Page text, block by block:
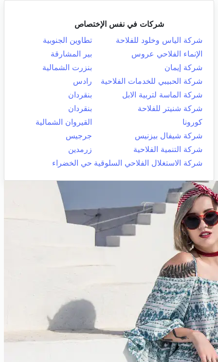
شركات في نفس الإختصاص
شركة الياس وخلود للفلاحة
تطاوين الجنوبية
الإنماء الفلاحي عروس
بير المشارقة
شركة إيمان
بنزرت الشمالية
شركة الحبيبي للخدمات الفلاحية
رادس
شركة الماسة لتربية الابل
بنقردان
شركة شنيتر للفلاحة
بنقردان
كورونا
القيروان الشمالية
شركة شيفال بيزنيس
جرجيس
شركة التنمية الفلاحية
زرمدين
شركة الاستغلال الفلاحي السلوقية حي الخضراء